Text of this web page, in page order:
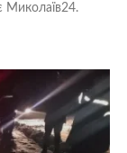
Миколаїв24.